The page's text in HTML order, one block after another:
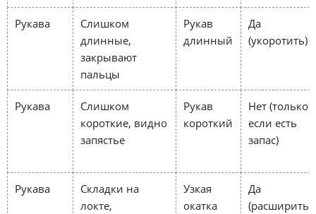
Рукава
Слишком
длинные,
закрывают
пальцы
Рукав
длинный
Да
(укоротить)
Рукава
Слишком
короткие, видно
запястье
Рукав
короткий
Нет (только
если есть
запас)
Рукава
Складки на
локте,
Узкая
окатка
Да
(расширить